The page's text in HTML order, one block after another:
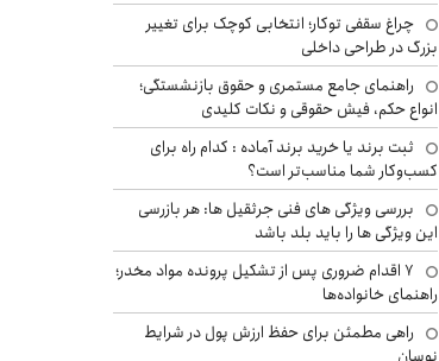
چراغ سقفی توکار؛ انتخابی کوچک برای تغییر
بزرگ در طراحی داخلی
راهنمای جامع مستمری و حقوق بازنشستگی؛
انواع حکم، فیش حقوقی و نکات کلیدی
ثبت برند یا خرید برند آماده : کدام راه برای
کسب‌وکار شما مناسب‌تر است؟
بررسی ویژگی های فنی جرثقیل ها: هر بازرسی
این ویژگی ها را باید بلد باشد
۷ اقدام ضروری پس از تشکیل پرونده مواد مخدر؛
راهنمای خانواده‌ها
راهی مطمئن برای حفظ ارزش پول در شرایط